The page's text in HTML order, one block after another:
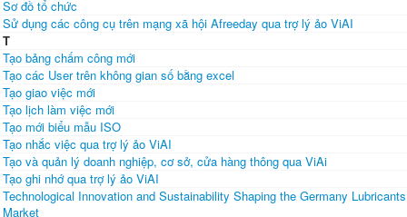
Sơ đồ tổ chức
Sử dụng các công cụ trên mạng xã hội Afreeday qua trợ lý ảo ViAI
T
Tạo bảng chấm công mới
Tạo các User trên không gian số bằng excel
Tạo giao việc mới
Tạo lịch làm việc mới
Tạo mới biểu mẫu ISO
Tạo nhắc việc qua trợ lý ảo ViAI
Tạo và quản lý doanh nghiệp, cơ sở, cửa hàng thông qua ViAi
Tạo ghi nhớ qua trợ lý ảo ViAI
Technological Innovation and Sustainability Shaping the Germany Lubricants
Market